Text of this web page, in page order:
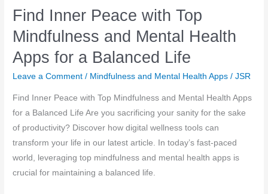
Find Inner Peace with Top
Mindfulness and Mental Health
Apps for a Balanced Life
Leave a Comment / Mindfulness and Mental Health Apps /JSR
Find Inner Peace with Top Mindfulness and Mental Health Apps
for a Balanced Life Are you sacrificing your sanity for the sake
of productivity? Discover how digital wellness tools can
transform your life in our latest article. In today’s fast-paced
world, leveraging top mindfulness and mental health apps is
crucial for maintaining a balanced life.